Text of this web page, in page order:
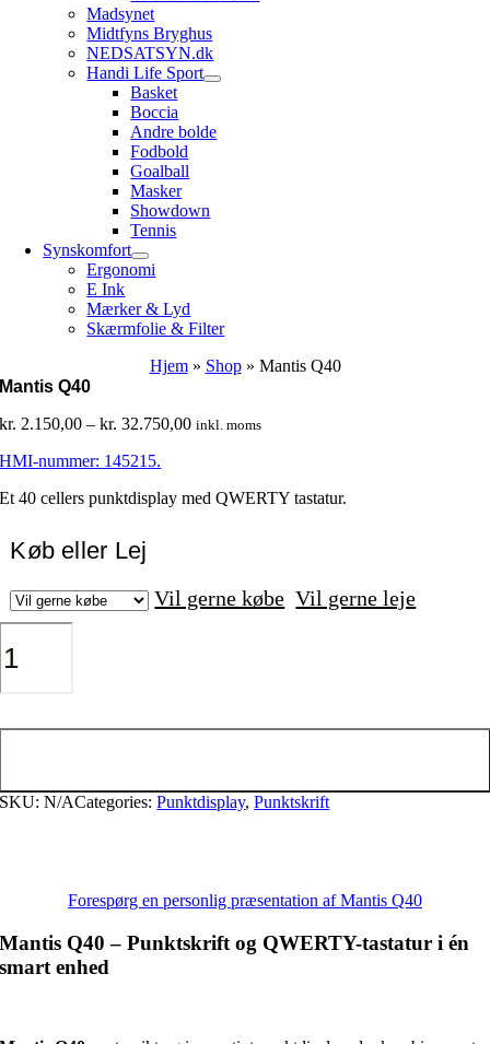
Madsynet
Midtfyns Bryghus
NEDSATSYN.dk
Handi Life Sport
Basket
Boccia
Andre bolde
Fodbold
Goalball
Masker
Showdown
Tennis
Synskomfort
Ergonomi
E Ink
Mærker & Lyd
Skærmfolie & Filter
Hjem» Shop» Mantis Q40
Mantis Q40
kr. 2.150,00 – kr. 32.750,00Prisinterval:
inkl. moms
HMI-nummer: 145215.
Et 40 cellers punktdisplay med QWERTY tastatur.
Køb eller Lej
Vil gerne købe Vil gerne leje
SKU:N/ACategories:Punktdisplay,Punktskrift
Forespørg en personlig præsentation af Mantis Q40
Mantis Q40 – Punktskrift og QWERTY-tastatur i én
smart enhed